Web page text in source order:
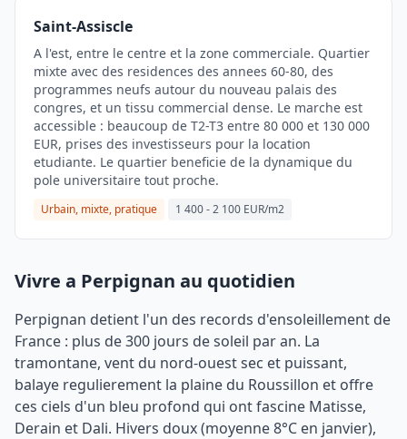
Saint-Assiscle
A l'est, entre le centre et la zone commerciale. Quartier
mixte avec des residences des annees 60-80, des
programmes neufs autour du nouveau palais des
congres, et un tissu commercial dense. Le marche est
accessible : beaucoup de T2-T3 entre 80 000 et 130 000
EUR, prises des investisseurs pour la location
etudiante. Le quartier beneficie de la dynamique du
pole universitaire tout proche.
Urbain, mixte, pratique 1 400 - 2 100 EUR/m2
Vivre a Perpignan au quotidien
Perpignan detient l'un des records d'ensoleillement de
France : plus de 300 jours de soleil par an. La
tramontane, vent du nord-ouest sec et puissant,
balaye regulierement la plaine du Roussillon et offre
ces ciels d'un bleu profond qui ont fascine Matisse,
Derain et Dali. Hivers doux (moyenne 8°C en janvier),